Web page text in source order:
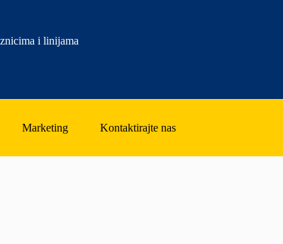
i linijama
Marketing Kontaktirajte nas